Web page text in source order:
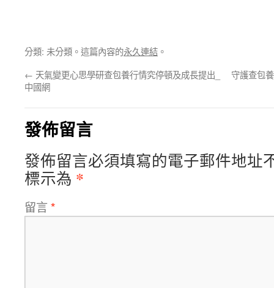
分類: 未分類。這篇內容的永久連結 。
← 天氣變更心思學研查包養行情究停頓及成長提出_
中國網
守護查包
發佈留言
發佈留言必須填寫的電子郵件地址
標示為 *
留言 *